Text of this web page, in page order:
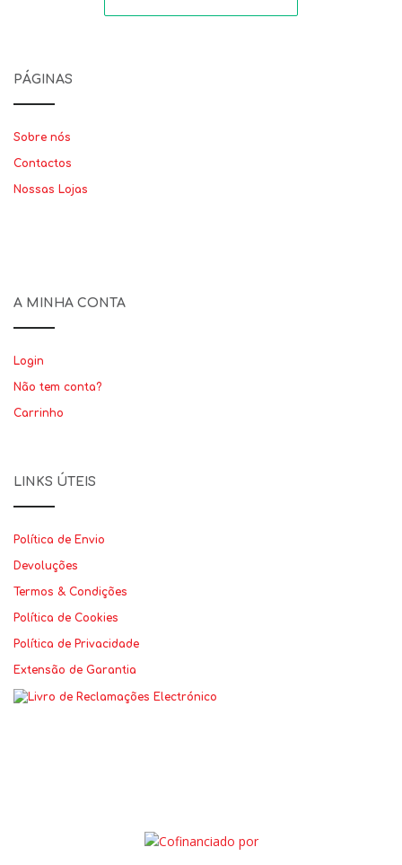
PÁGINAS
Sobre nós
Contactos
Nossas Lojas
A MINHA CONTA
Login
Não tem conta?
Carrinho
LINKS ÚTEIS
Política de Envio
Devoluções
Termos & Condições
Política de Cookies
Política de Privacidade
Extensão de Garantia